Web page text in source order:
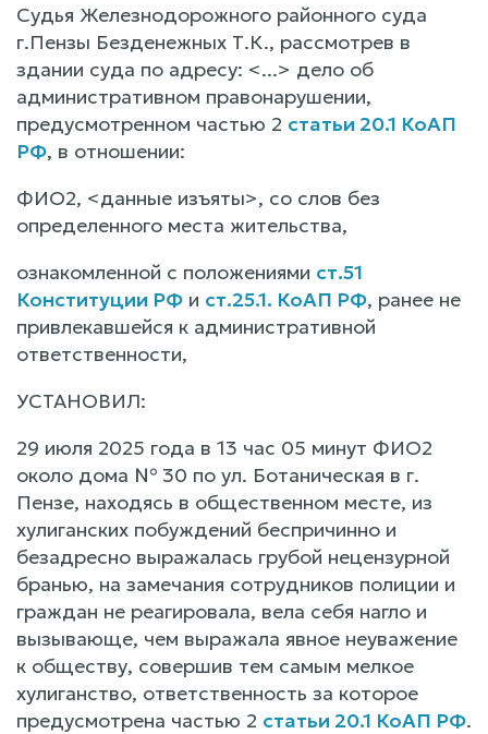
Судья Железнодорожного районного суда
г.Пензы Безденежных Т.К., рассмотрев в
здании суда по адресу: <...> дело об
административном правонарушении,
предусмотренном частью 2 статьи 20.1 КоАП
РФ, в отношении:
ФИО2, <данные изъяты>, со слов без
определенного места жительства,
ознакомленной с положениями ст.51
Конституции РФ и ст.25.1. КоАП РФ, ранее не
привлекавшейся к административной
ответственности,
УСТАНОВИЛ:
29 июля 2025 года в 13 час 05 минут ФИО2
около дома № 30 по ул. Ботаническая в г.
Пензе, находясь в общественном месте, из
хулиганских побуждений беспричинно и
безадресно выражалась грубой нецензурной
бранью, на замечания сотрудников полиции и
граждан не реагировала, вела себя нагло и
вызывающе, чем выражала явное неуважение
к обществу, совершив тем самым мелкое
хулиганство, ответственность за которое
предусмотрена частью 2 статьи 20.1 КоАП РФ.